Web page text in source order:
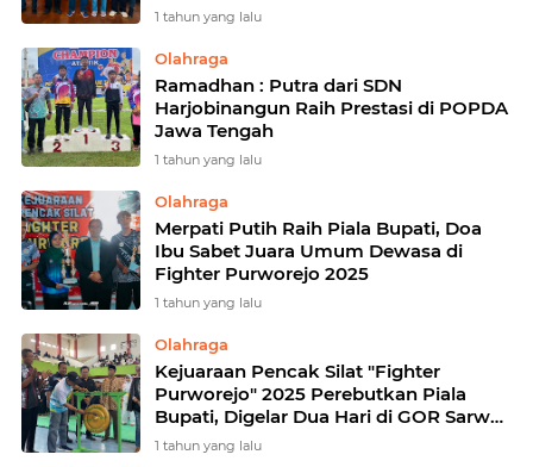
1 tahun yang lalu
Olahraga
Ramadhan : Putra dari SDN
Harjobinangun Raih Prestasi di POPDA
Jawa Tengah
1 tahun yang lalu
Olahraga
Merpati Putih Raih Piala Bupati, Doa
Ibu Sabet Juara Umum Dewasa di
Fighter Purworejo 2025
1 tahun yang lalu
Olahraga
Kejuaraan Pencak Silat "Fighter
Purworejo" 2025 Perebutkan Piala
Bupati, Digelar Dua Hari di GOR Sarwo
Edhi Wibowo
1 tahun yang lalu